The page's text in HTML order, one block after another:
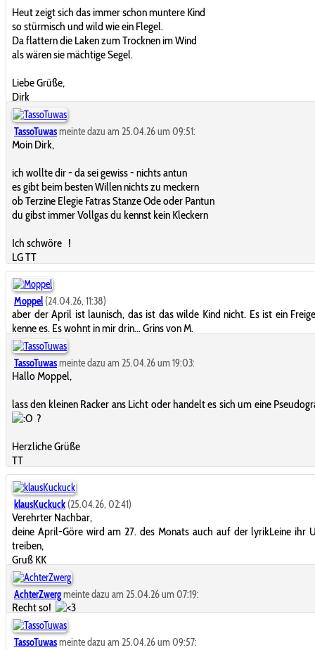
Heut zeigt sich das immer schon muntere Kind
so stürmisch und wild wie ein Flegel.
Da flattern die Laken zum Trocknen im Wind
als wären sie mächtige Segel.
Liebe Grüße,
Dirk
TassoTuwasmeinte dazu am 25.04.26 um 09:51:
Moin Dirk,
ich wollte dir - da sei gewiss - nichts antun
es gibt beim besten Willen nichts zu meckern
ob Terzine Elegie Fatras Stanze Ode oder Pantun
du gibst immer Vollgas du kennst kein Kleckern
Ich schwöre !
LG TT
Moppel (24.04.26, 11:38)
aber der April ist launisch, das ist das wilde Kind nicht. Es ist ein
kenne es. Es wohnt in mir drin... Grins von M.
TassoTuwasmeinte dazu am 25.04.26 um 19:03:
Hallo Moppel,
lass den kleinen Racker ans Licht oder handelt es sich um eine
?
Herzliche Grüße
TT
klausKuckuck (25.04.26, 02:41)
Verehrter Nachbar,
deine April-Göre wird am 27. des Monats auch auf der lyrikLeine ihr
treiben,
Gruß KK
AchterZwergmeinte dazu am 25.04.26 um 07:19:
Recht so!
TassoTuwasmeinte dazu am 25.04.26 um 09:57: